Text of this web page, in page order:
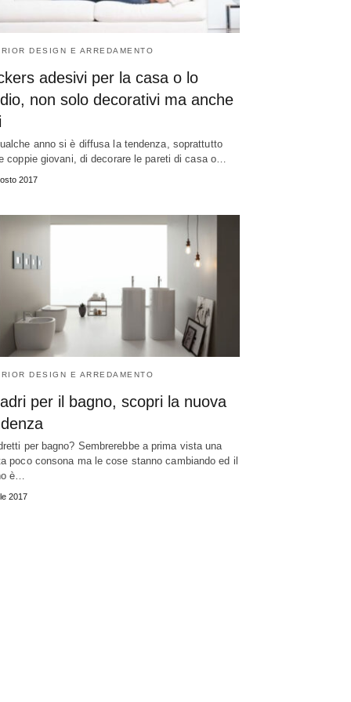
DESIGN E ARREDAMENTO
adesivi per la casa o lo
non solo decorativi ma anche
anno si è diffusa la tendenza, soprattutto
coppie giovani, di decorare le pareti di casa o…
2017
DESIGN E ARREDAMENTO
per il bagno, scopri la nuova
per bagno? Sembrerebbe a prima vista una
poco consona ma le cose stanno cambiando ed il
è…
2017